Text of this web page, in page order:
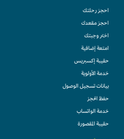
احجز رحلتك
احجز مقعدك
اختر وجبتك
امتعة إضافية
حقيبة إكسبريس
خدمة الأولوية
بيانات تسجيل الوصول
حفظ الحجز
خدمة الواتساب
حقيبة المقصورة